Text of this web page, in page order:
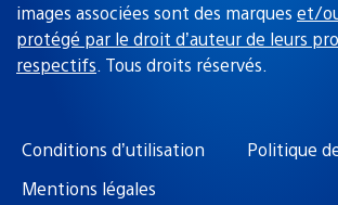
images associées sont des marques et/
protégé par le droit d’auteur de leurs
respectifs. Tous droits réservés.
Conditions d’utilisation
Politique
Mentions légales